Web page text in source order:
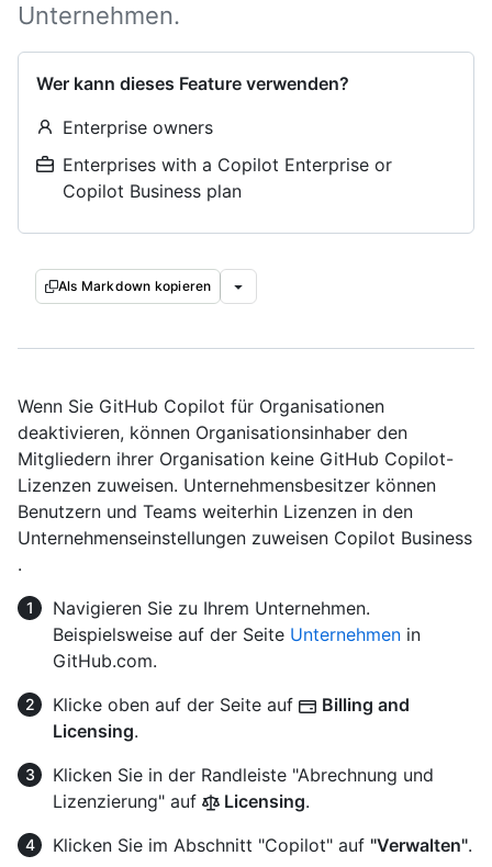
Unternehmen.
Wer kann dieses Feature verwenden?
Enterprise owners
Enterprises with a Copilot Enterprise or
Copilot Business plan
Als Markdown kopieren
Wenn Sie GitHub Copilot für Organisationen
deaktivieren, können Organisationsinhaber den
Mitgliedern ihrer Organisation keine GitHub Copilot-
Lizenzen zuweisen. Unternehmensbesitzer können
Benutzern und Teams weiterhin Lizenzen in den
Unternehmenseinstellungen zuweisen Copilot Business
.
Navigieren Sie zu Ihrem Unternehmen.
Beispielsweise auf der Seite Unternehmen in
GitHub.com.
Klicke oben auf der Seite auf
Billing and
Licensing.
Klicken Sie in der Randleiste "Abrechnung und
Lizenzierung" auf
Licensing.
Klicken Sie im Abschnitt "Copilot" auf "Verwalten".